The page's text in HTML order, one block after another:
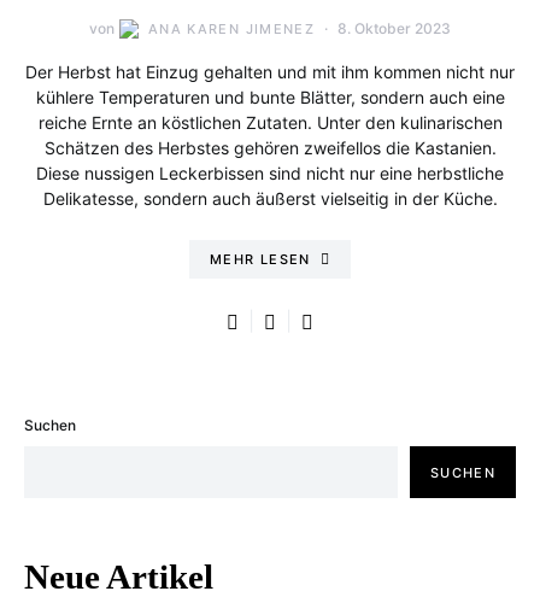
von ANA KAREN JIMENEZ 8. Oktober 2023
Der Herbst hat Einzug gehalten und mit ihm kommen nicht nur
kühlere Temperaturen und bunte Blätter, sondern auch eine
reiche Ernte an köstlichen Zutaten. Unter den kulinarischen
Schätzen des Herbstes gehören zweifellos die Kastanien.
Diese nussigen Leckerbissen sind nicht nur eine herbstliche
Delikatesse, sondern auch äußerst vielseitig in der Küche.
MEHR LESEN
Suchen
SUCHEN
Neue Artikel